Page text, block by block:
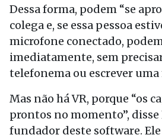
Dessa forma, podem “se
colega e, se essa pessoa
microfone conectado,
imediatamente, sem
telefonema ou escrever uma
Mas não há VR, porque “os
prontos no momento”,
fundador deste software.